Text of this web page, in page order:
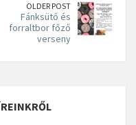
OLDER POST
Fánksütő és
forraltbor főző
verseny